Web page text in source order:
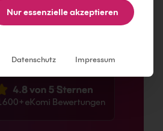
Nur essenzielle akzeptieren
Datenschutz Impressum